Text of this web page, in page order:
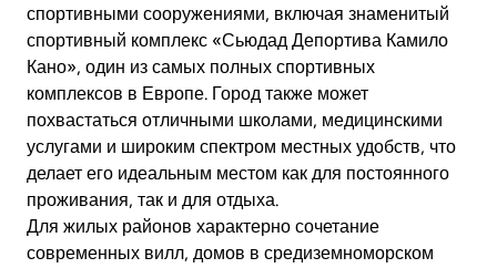
спортивными сооружениями, включая знаменитый
спортивный комплекс «Сьюдад Депортива Камило
Кано», один из самых полных спортивных
комплексов в Европе. Город также может
похвастаться отличными школами, медицинскими
услугами и широким спектром местных удобств, что
делает его идеальным местом как для постоянного
проживания, так и для отдыха.
Для жилых районов характерно сочетание
современных вилл, домов в средиземноморском